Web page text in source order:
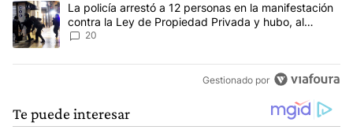
Un artículo de tendencia con el título "La policía arrestó a 12
La policía arrestó a 12 personas en la manifestación
contra la Ley de Propiedad Privada y hubo, al
menos, 3 agentes heridos
20
Gestionado por